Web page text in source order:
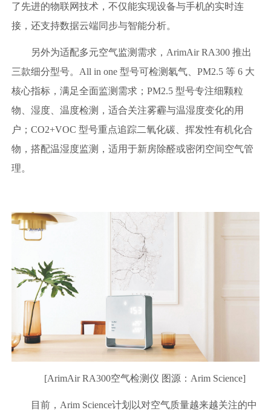
了先进的物联网技术，不仅能实现设备与手机的实时连
接，还支持数据云端同步与智能分析。
另外为适配多元空气监测需求，ArimAir RA300 推出
三款细分型号。All in one 型号可检测氡气、PM2.5 等 6 大
核心指标，满足全面监测需求；PM2.5 型号专注细颗粒
物、湿度、温度检测，适合关注雾霾与温湿度变化的用
户；CO2+VOC 型号重点追踪二氧化碳、挥发性有机化合
物，搭配温湿度监测，适用于新房除醛或密闭空间空气管
理。
[ArimAir RA300空气检测仪 图源：Arim Science]
目前，Arim Science计划以对空气质量越来越关注的中